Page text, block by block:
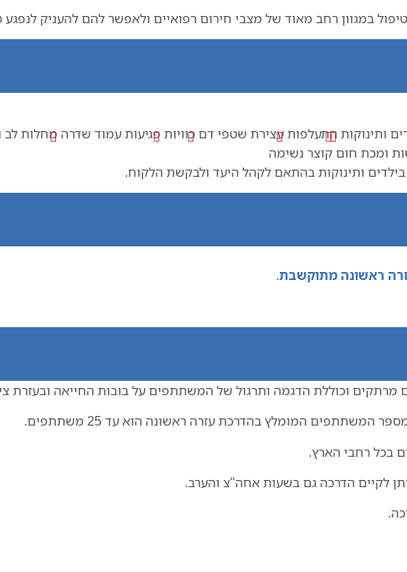
במגוון רחב מאוד של מצבי חירום רפואיים ולאפשר להם להעניק לנפגע
ותינוקות התעלפותעצירת שטפי דם כוויות פגיעות עמוד שדרה מחלות לב
ומכת חום קוצר נשימה
בילדים ותינוקות בהתאם לקהל היעד ולבקשת הלקוח.
ראשונה מתוקשבת.
וכוללת הדגמה ותרגול של המשתתפים על בובות החייאה ובעזרת
המומלץ בהדרכת עזרה ראשונה הוא עד 25 משתתפים.
בכל רחבי הארץ.
לקיים הדרכה גם בשעות אחה"צ והערב.